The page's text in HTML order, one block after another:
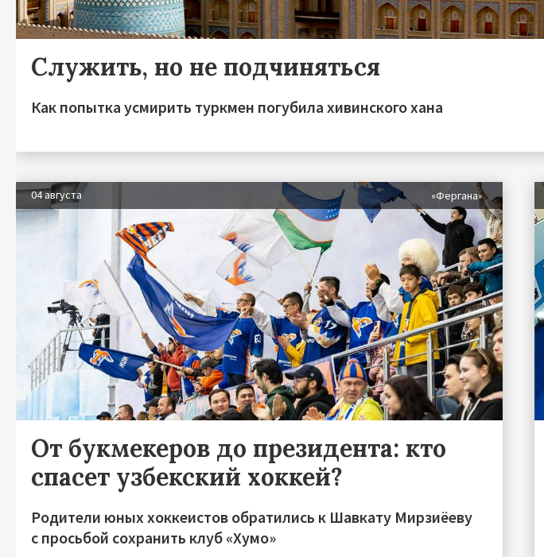
Служить, но не подчиняться
Как попытка усмирить туркмен погубила хивинского хана
04 августа «Фергана»
От букмекеров до президента: кто
спасет узбекский хоккей?
Родители юных хоккеистов обратились к Шавкату Мирзиёеву
с просьбой сохранить клуб «Хумо»